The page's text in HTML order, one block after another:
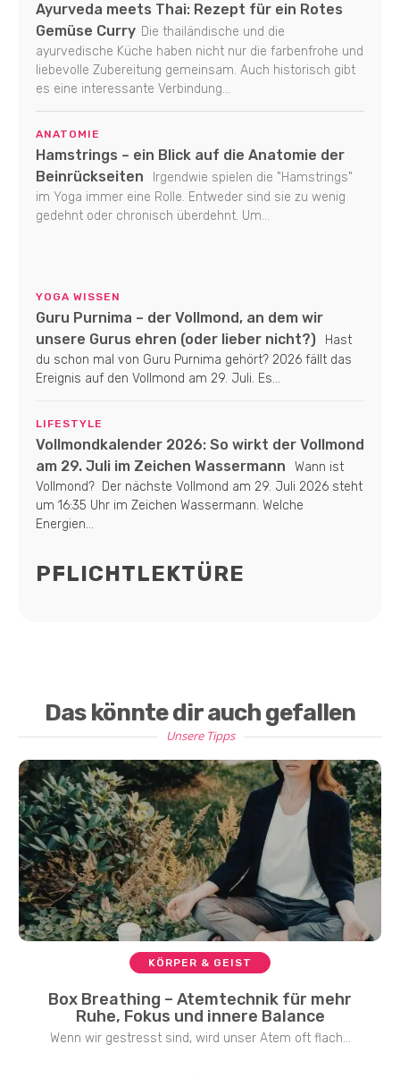
Ayurveda meets Thai: Rezept für ein Rotes
Gemüse Curry Die thailändische und die
ayurvedische Küche haben nicht nur die farbenfrohe und
liebevolle Zubereitung gemeinsam. Auch historisch gibt
es eine interessante Verbindung...
ANATOMIE
Hamstrings – ein Blick auf die Anatomie der
Beinrückseiten
Irgendwie spielen die "Hamstrings"
im Yoga immer eine Rolle. Entweder sind sie zu wenig
gedehnt oder chronisch überdehnt. Um...
YOGA WISSEN
Guru Purnima – der Vollmond, an dem wir
unsere Gurus ehren (oder lieber nicht?)
Hast
du schon mal von Guru Purnima gehört? 2026 fällt das
Ereignis auf den Vollmond am 29. Juli. Es...
LIFESTYLE
Vollmondkalender 2026: So wirkt der Vollmond
am 29. Juli im Zeichen Wassermann
Wann ist
Vollmond? Der nächste Vollmond am 29. Juli 2026 steht
um 16:35 Uhr im Zeichen Wassermann. Welche
Energien...
PFLICHTLEKTÜRE
Das könnte dir auch gefallen
Unsere Tipps
KÖRPER & GEIST
Box Breathing – Atemtechnik für mehr
Ruhe, Fokus und innere Balance
Wenn wir gestresst sind, wird unser Atem oft flach...